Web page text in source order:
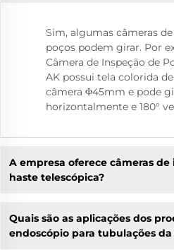
Sim, algumas câmeras
poços podem girar. Por
Câmera de Inspeção de
AK possui tela colorida
câmera Φ45mm e pode
horizontalmente e 180°
A empresa oferece câmeras de
haste telescópica?
Quais são as aplicações dos
endoscópio para tubulações da